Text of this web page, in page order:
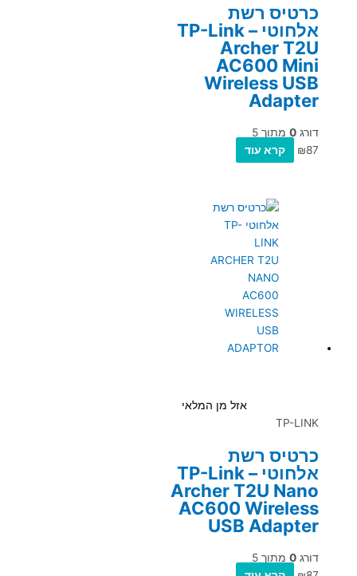
כרטיס רשת
אלחוטי – TP-Link
Archer T2U
AC600 Mini
Wireless USB
Adapter
דורג 0 מתוך 5
₪87 קרא עוד
אזל מן המלאי
TP-LINK
כרטיס רשת
אלחוטי – TP-Link
Archer T2U Nano
AC600 Wireless
USB Adapter
דורג 0 מתוך 5